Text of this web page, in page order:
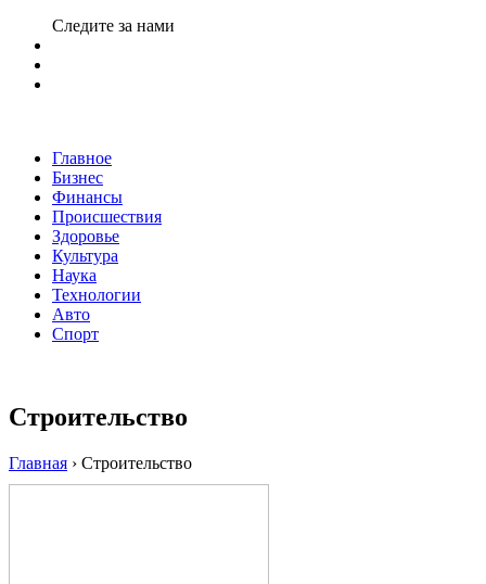
Следите за нами
Главное
Бизнес
Финансы
Происшествия
Здоровье
Культура
Наука
Технологии
Авто
Спорт
Строительство
Главная › Строительство